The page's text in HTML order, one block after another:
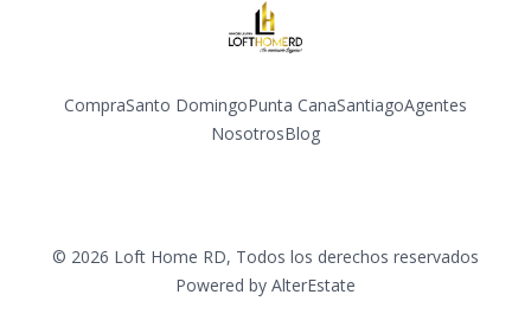
CompraSanto DomingoPunta CanaSantiagoAgentes
NosotrosBlog
© 2026 Loft Home RD, Todos los derechos reservados
Powered by AlterEstate